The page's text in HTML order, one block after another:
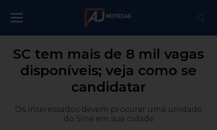
SC tem mais de 8 mil vagas
disponíveis; veja como se
candidatar
Os interessados devem procurar uma unidade
do Sine em sua cidade